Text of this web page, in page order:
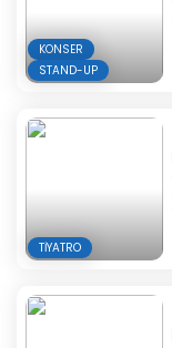
KONSER
STAND-UP
TIYATRO